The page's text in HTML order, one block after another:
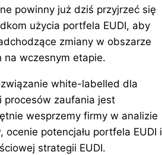
powinny już dziś przyjrzeć się
użycia portfela EUDI, aby
zmiany w obszarze
wczesnym etapie.
white-labelled dla
zaufania jest
wesprzemy firmy w analizie
ocenie potencjału portfela EUDI i
strategii EUDI.